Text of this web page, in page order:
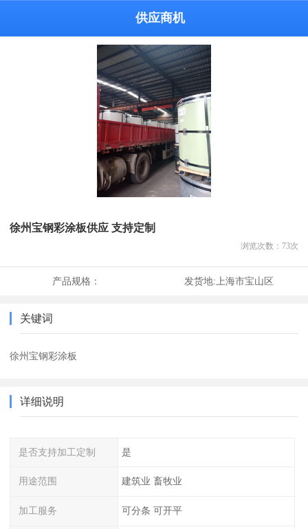
供应商机
徐州宝钢彩涂板供应 支持定制
浏览次数： 73次
产品规格： 发货地:上海市宝山区
关键词
徐州宝钢彩涂板
详细说明
是否支持加工定制 是
用途范围 建筑业 畜牧业
加工服务 可分条 可开平